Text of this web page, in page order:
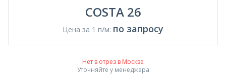
COSTA 26
Цена за 1 п/м: по запросу
Нет в отрез в Москве
Уточняйте у менеджера